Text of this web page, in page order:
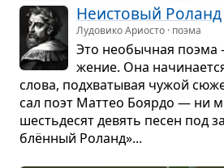
Неисто­вый Роланд
Лудовико Ариосто · поэма
Это необыч­ная
же­ние. Она
слова, под­хва­ты­вая чужой
сал поэт Мат­тео Боярдо — ни
шесть­де­сят девять песен под
блён­ный Роланд»...